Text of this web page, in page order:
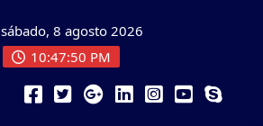
sábado, 8 agosto 2026
10:47:51 PM